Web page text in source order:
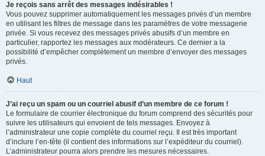
Je reçois sans arrêt des messages indésirables !
Vous pouvez supprimer automatiquement les messages privés d’un membre
en utilisant les filtres de message dans les paramètres de votre messagerie
privée. Si vous recevez des messages privés abusifs d’un membre en
particulier, rapportez les messages aux modérateurs. Ce dernier a la
possibilité d’empêcher complètement un membre d’envoyer des messages
privés.
Haut
J’ai reçu un spam ou un courriel abusif d’un membre de ce forum !
Le formulaire de courrier électronique du forum comprend des sécurités pour
suivre les utilisateurs qui envoient de tels messages. Envoyez à
l’administrateur une copie complète du courriel reçu. Il est très important
d’inclure l’en-tête (il contient des informations sur l’expéditeur du courriel).
L’administrateur pourra alors prendre les mesures nécessaires.